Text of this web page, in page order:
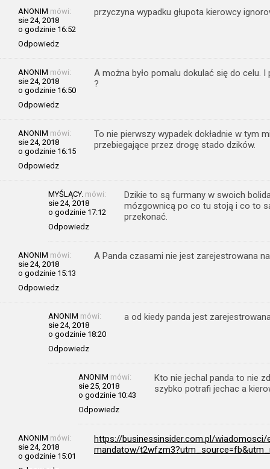
ANONIM mówi:
sie 24, 2018
o godzinie 16:52
Odpowiedz
przyczyna wypadku głupota kierowcy
ANONIM mówi:
sie 24, 2018
o godzinie 16:50
Odpowiedz
A można było pomalu dokulać się do celu.
?
ANONIM mówi:
sie 24, 2018
o godzinie 16:15
Odpowiedz
To nie pierwszy wypadek dokładnie w tym
przebiegające przez drogę stado dzików.
MYŚLĄCY. mówi:
sie 24, 2018
o godzinie 17:12
Odpowiedz
Dzikie to są furmany w swoich
mózgownicą po co tu stoją i co to
przekonać.
ANONIM mówi:
sie 24, 2018
o godzinie 15:13
Odpowiedz
A Panda czasami nie jest zarejestrowana
ANONIM mówi:
sie 24, 2018
o godzinie 18:20
Odpowiedz
a od kiedy panda jest
ANONIM mówi:
sie 25, 2018
o godzinie 10:43
Odpowiedz
Kto nie jechal panda to nie
szybko potrafi jechac a
ANONIM mówi:
sie 24, 2018
o godzinie 15:01
https://businessinsider.com.pl/
mandatow/